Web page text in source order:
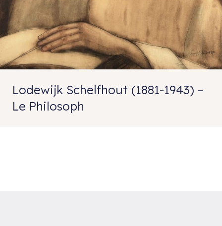
Lodewijk Schelfhout (1881-1943) –
Le Philosoph